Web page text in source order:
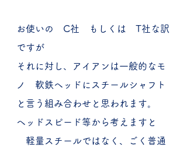
お使いの　C社　もしくは　T社な訳
ですが
それに対し、アイアンは一般的なモ
ノ　軟鉄ヘッドにスチールシャフト
と言う組み合わせと思われます。
ヘッドスピード等から考えますと
軽量スチールではなく、ごく普通